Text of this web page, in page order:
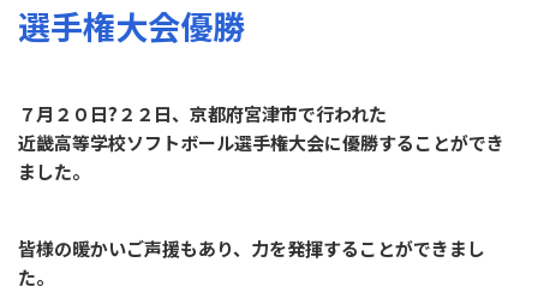
選手権大会優勝
７月２０日?２２日、京都府宮津市で行われた
近畿高等学校ソフトボール選手権大会に優勝することができ
ました。
皆様の暖かいご声援もあり、力を発揮することができまし
た。